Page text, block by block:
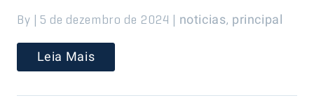
By | 5 de dezembro de 2024 | noticias, principal
Leia Mais